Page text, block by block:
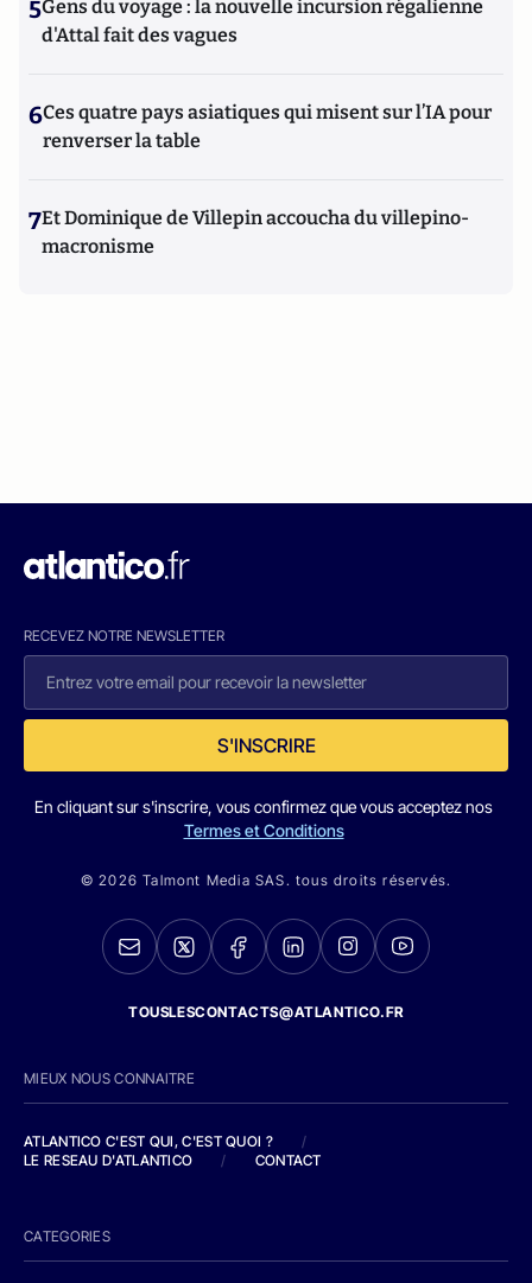
5Gens du voyage : la nouvelle incursion régalienne
d'Attal fait des vagues
6Ces quatre pays asiatiques qui misent sur l’IA pour
renverser la table
7Et Dominique de Villepin accoucha du villepino-
macronisme
RECEVEZ NOTRE NEWSLETTER
S'INSCRIRE
En cliquant sur s'inscrire, vous confirmez que vous acceptez nos
Termes et Conditions
© 2026 Talmont Media SAS. tous droits réservés.
TOUSLESCONTACTS@ATLANTICO.FR
MIEUX NOUS CONNAITRE
ATLANTICO C'EST QUI, C'EST QUOI ?
/
LE RESEAU D'ATLANTICO
/ CONTACT
CATEGORIES